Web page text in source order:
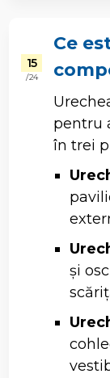
15
/ 24
Ce
pentru
în trei
și